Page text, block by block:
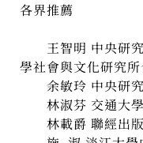
各界推薦
王智明 中央研究
學社會與文化研究
余敏玲 中央研究
林淑芬 交通大學
林載爵 聯經出版